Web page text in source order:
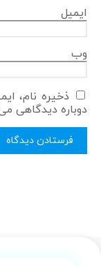
ذخیره نام،
دوباره دیدگاهی